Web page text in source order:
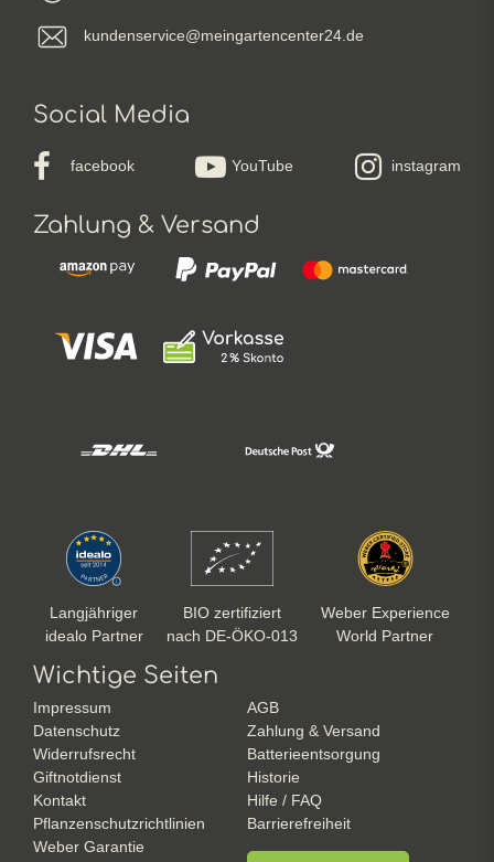
kundenservice@meingartencenter24.de
Social Media
facebook YouTube instagram
Zahlung & Versand
Langjähriger
idealo Partner
BIO zertifiziert
nach DE-ÖKO-013
Weber Experience
World Partner
Wichtige Seiten
Impressum
AGB
Datenschutz
Zahlung & Versand
Widerrufsrecht
Batterieentsorgung
Giftnotdienst
Historie
Kontakt
Hilfe / FAQ
Pflanzenschutzrichtlinien
Barrierefreiheit
Weber Garantie